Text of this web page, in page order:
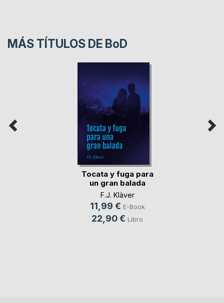
MÁS TÍTULOS DE BoD
Tocata y fuga para
un gran balada
F.J. Klàver
11,99 € E-Book
22,90 € Libro